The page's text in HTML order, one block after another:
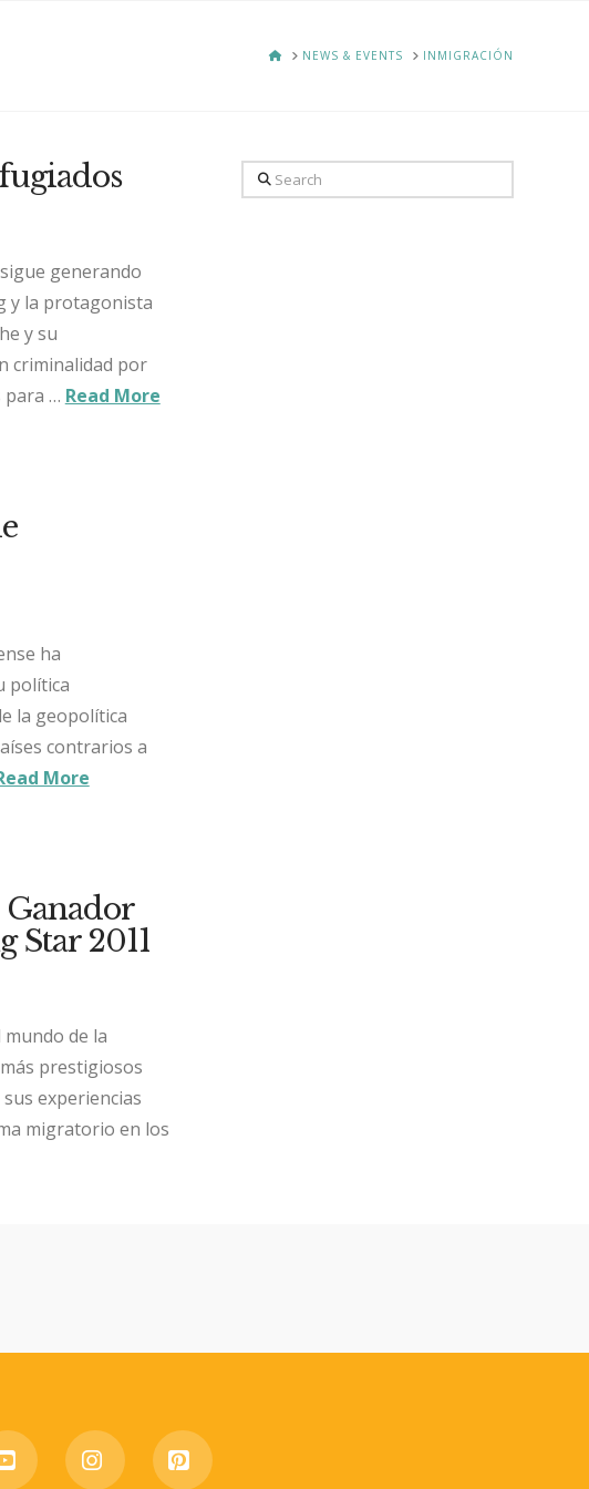
HOMENEWS & EVENTS INMIGRACIÓN
generando
y la protagonista
y su
criminalidad por
para … Read More
ha
política
la geopolítica
contrarios a
More
Star 2011
de la
prestigiosos
experiencias
migratorio en los
Search